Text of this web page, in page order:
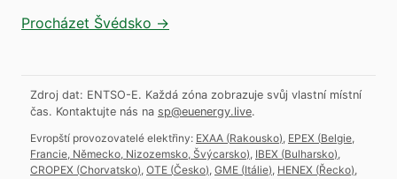
Procházet Švédsko →
Zdroj dat: ENTSO-E. Každá zóna zobrazuje svůj vlastní místní
čas. Kontaktujte nás na sp@euenergy.live.
Evropští provozovatelé elektřiny: EXAA (Rakousko) EPEX (Belgie,
Francie, Německo, Nizozemsko, Švýcarsko) IBEX (Bulharsko)
CROPEX (Chorvatsko) OTE (Česko) GME (Itálie) HENEX (Řecko)